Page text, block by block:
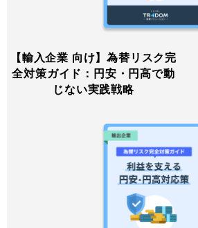
【輸入企業 向け】為替リスク完
全対策ガイド：円安・円高で動
じない実践戦略